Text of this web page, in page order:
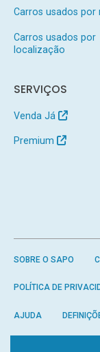
Carros usados por
Carros usados por
localização
SERVIÇOS
Venda Já
Premium
SOBRE O SAPO
POLÍTICA DE
AJUDA